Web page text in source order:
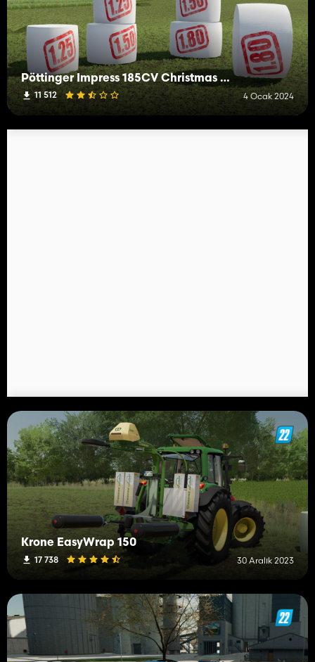
Pöttinger Impress 185CV Christmas Edition
11 512 4 Ocak 2024
Krone EasyWrap 150
17 738 30 Aralık 2023